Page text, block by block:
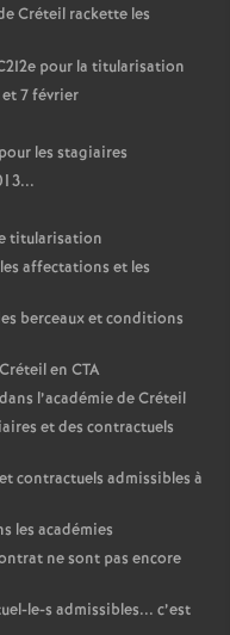
Créteil rackette les
pour la titularisation
et 7 février
les stagiaires
titularisation
affectations et les
berceaux et conditions
Créteil en CTA
l’académie de Créteil
et des contractuels
contractuels admissibles à
les académies
ne sont pas encore
le-s admissibles... c’est